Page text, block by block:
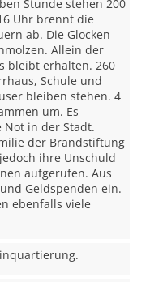
Stunde stehen 200
Uhr brennt die
ab. Die Glocken
Allein der
bleibt erhalten. 260
Schule und
bleiben stehen. 4
um. Es
in der Stadt.
der Brandstiftung
ihre Unschuld
aufgerufen. Aus
Geldspenden ein.
ebenfalls viele